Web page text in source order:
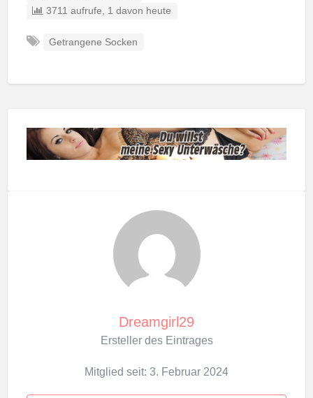
3711 aufrufe, 1 davon heute
Getrangene Socken
Dreamgirl29
Ersteller des Eintrages
Mitglied seit: 3. Februar 2024